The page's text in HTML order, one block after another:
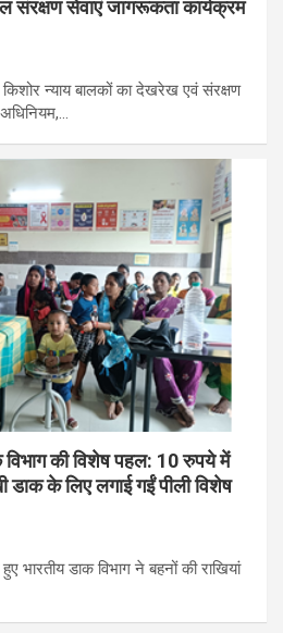
संरक्षण सेवाएं जागरूकता कार्यक्रम
किशोर न्याय बालकों का देखरेख एवं संरक्षण
विभाग की विशेष पहल: 10 रुपये में
डाक के लिए लगाई गईं पीली विशेष
भारतीय डाक विभाग ने बहनों की राखियां